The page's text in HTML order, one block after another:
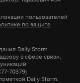
#смерч
ворвались
результатов,
пользователей
по защите
Daily Storm
в сфере связи,
70379)
Daily Storm.